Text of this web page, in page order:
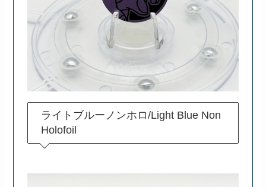
ライトブルーノンホロ/Light Blue Non
Holofoil